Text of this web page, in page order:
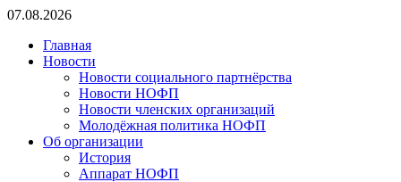
Перейти
содержимому
07.08.2026
Главная
Новости
Новости социального партнёрства
Новости НОФП
Новости членских организаций
Молодёжная политика НОФП
Об организации
История
Аппарат НОФП